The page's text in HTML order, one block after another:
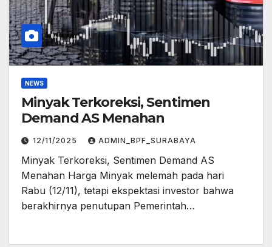
NEWS
Minyak Terkoreksi, Sentimen
Demand AS Menahan
12/11/2025 ADMIN_BPF_SURABAYA
Minyak Terkoreksi, Sentimen Demand AS
Menahan Harga Minyak melemah pada hari
Rabu (12/11), tetapi ekspektasi investor bahwa
berakhirnya penutupan Pemerintah…